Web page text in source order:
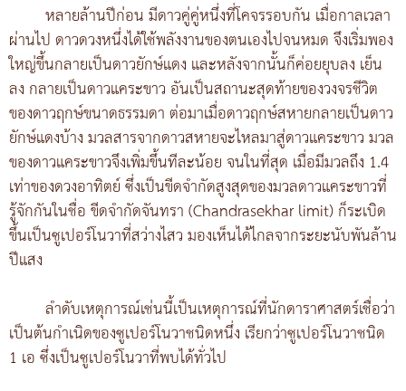
หลายล้านปีก่อน มีดาวคู่คู่หนึ่งที่โคจรรอบกัน เมื่อกาลเวลา
ผ่านไป ดาวดวงหนึ่งได้ใช้พลังงานของตนเองไปจนหมด จึงเริ่มพอง
ใหญ่ขึ้นกลายเป็นดาวยักษ์แดง และหลังจากนั้นก็ค่อยยุบลง เย็น
ลง กลายเป็นดาวแคระขาว อันเป็นสถานะสุดท้ายของวงจรชีวิต
ของดาวฤกษ์ขนาดธรรมดา ต่อมาเมื่อดาวฤกษ์สหายกลายเป็นดาว
ยักษ์แดงบ้าง มวลสารจากดาวสหายจะไหลมาสู่ดาวแคระขาว มวล
ของดาวแคระขาวจึงเพิ่มขึ้นทีละน้อย จนในที่สุด เมื่อมีมวลถึง 1.4
เท่าของดวงอาทิตย์ ซึ่งเป็นขีดจำกัดสูงสุดของมวลดาวแคระขาวที่
รู้จักกันในชื่อ ขีดจำกัดจันทรา (Chandrasekhar limit) ก็ระเบิด
ขึ้นเป็นซูเปอร์โนวาที่สว่างไสว มองเห็นได้ไกลจากระยะนับพันล้าน
ปีแสง
ลำดับเหตุการณ์เช่นนี้เป็นเหตุการณ์ที่นักดาราศาสตร์เชื่อว่า
เป็นต้นกำเนิดของซูเปอร์โนวาชนิดหนึ่ง เรียกว่าซูเปอร์โนวาชนิด
1 เอ ซึ่งเป็นซูเปอร์โนวาที่พบได้ทั่วไป